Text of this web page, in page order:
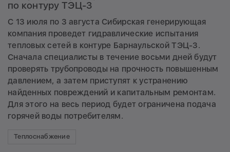
по контуру ТЭЦ-3
С 13 июля по 3 августа Сибирская генерирующая
компания проведет гидравлические испытания
тепловых сетей в контуре Барнаульской ТЭЦ-3.
Сначала специалисты в течение восьми дней будут
проверять трубопроводы на прочность повышенным
давлением, а затем приступят к устранению
найденных повреждений и капитальным ремонтам.
Для этого на весь период будет ограничена подача
горячей воды потребителям.
Теплоснабжение